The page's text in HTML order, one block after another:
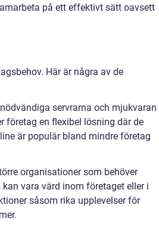
på ett effektivt sätt oavsett
Här är några av de
servrarna och mjukvaran
en flexibel lösning där de
är populär bland mindre företag
organisationer som behöver
vara värd inom företaget eller i
såsom rika upplevelser för